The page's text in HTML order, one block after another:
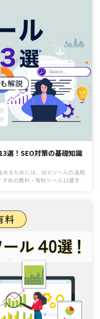
選！SEO対策の基礎知識
るためには、SEOツールの活用
めの無料・有料ツール13選を紹